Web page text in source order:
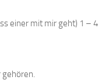
einer mit mir geht) 1 – 4
gehören.